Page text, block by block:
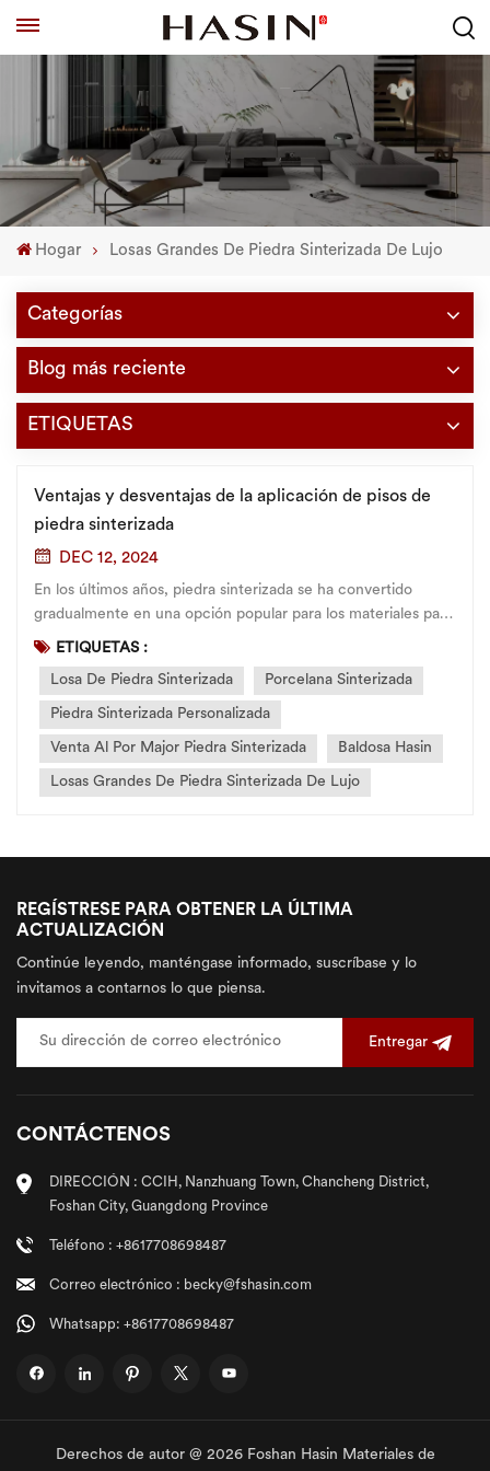
Hogar Losas Grandes De Piedra Sinterizada De Lujo
Categorías
Blog más reciente
ETIQUETAS
Ventajas y desventajas de la aplicación de pisos de
piedra sinterizada
DEC 12, 2024
En los últimos años, piedra sinterizada se ha convertido
gradualmente en una opción popular para los materiales para
pisos debido a su excelente rendimiento y hermosa
espacios comerciales, este nuevo material ha demostrado...
ETIQUETAS :
Losa De Piedra Sinterizada
Porcelana Sinterizada
Piedra Sinterizada Personalizada
Venta Al Por Major Piedra Sinterizada Baldosa Hasin
Losas Grandes De Piedra Sinterizada De Lujo
REGÍSTRESE PARA OBTENER LA ÚLTIMA
ACTUALIZACIÓN
Continúe leyendo, manténgase informado, suscríbase y lo
invitamos a contarnos lo que piensa.
Entregar
CONTÁCTENOS
DIRECCIÓN : CCIH, Nanzhuang Town, Chancheng District,
Foshan City, Guangdong Province
Teléfono : +8617708698487
Correo electrónico : becky@fshasin.com
Whatsapp: +8617708698487
Derechos de autor @ 2026 Foshan Hasin Materiales de